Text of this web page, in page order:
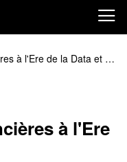
l'Ere de la Data et de l'IA
à l'Ere